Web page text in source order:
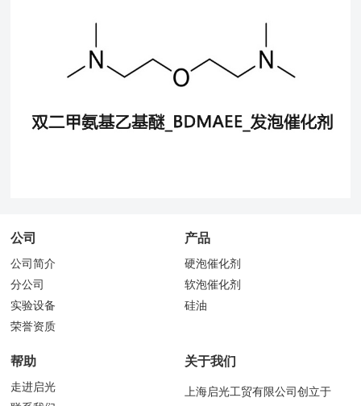
公司
公司简介
分公司
实验设备
荣誉资质
产品
硬泡催化剂
软泡催化剂
硅油
帮助
走进启光
关于我们
上海启光工贸有限公司创立于